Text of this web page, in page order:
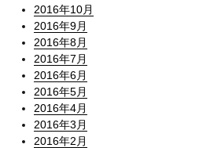
2016年10月
2016年9月
2016年8月
2016年7月
2016年6月
2016年5月
2016年4月
2016年3月
2016年2月